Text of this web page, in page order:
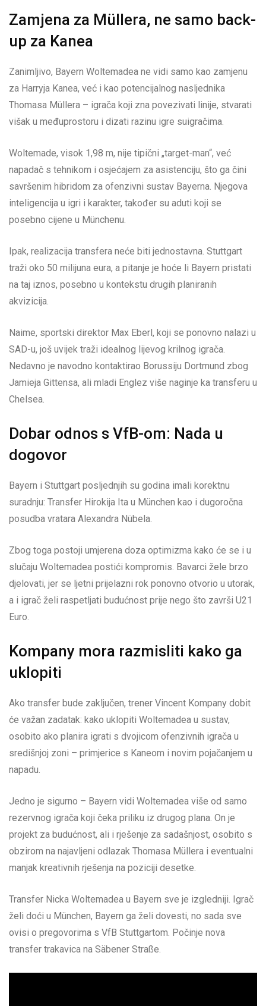
Zamjena za Müllera, ne samo back-
up za Kanea
Zanimljivo, Bayern Woltemadea ne vidi samo kao zamjenu
za Harryja Kanea, već i kao potencijalnog nasljednika
Thomasa Müllera – igrača koji zna povezivati linije, stvarati
višak u međuprostoru i dizati razinu igre suigračima.
Woltemade, visok 1,98 m, nije tipični „target-man“, već
napadač s tehnikom i osjećajem za asistenciju, što ga čini
savršenim hibridom za ofenzivni sustav Bayerna. Njegova
inteligencija u igri i karakter, također su aduti koji se
posebno cijene u Münchenu.
Ipak, realizacija transfera neće biti jednostavna. Stuttgart
traži oko 50 milijuna eura, a pitanje je hoće li Bayern pristati
na taj iznos, posebno u kontekstu drugih planiranih
akvizicija.
Naime, sportski direktor Max Eberl, koji se ponovno nalazi u
SAD-u, još uvijek traži idealnog lijevog krilnog igrača.
Nedavno je navodno kontaktirao Borussiju Dortmund zbog
Jamieja Gittensa, ali mladi Englez više naginje ka transferu u
Chelsea.
Dobar odnos s VfB-om: Nada u
dogovor
Bayern i Stuttgart posljednjih su godina imali korektnu
suradnju: Transfer Hirokija Ita u München kao i dugoročna
posudba vratara Alexandra Nübela.
Zbog toga postoji umjerena doza optimizma kako će se i u
slučaju Woltemadea postići kompromis. Bavarci žele brzo
djelovati, jer se ljetni prijelazni rok ponovno otvorio u utorak,
a i igrač želi raspetljati budućnost prije nego što završi U21
Euro.
Kompany mora razmisliti kako ga
uklopiti
Ako transfer bude zaključen, trener Vincent Kompany dobit
će važan zadatak: kako uklopiti Woltemadea u sustav,
osobito ako planira igrati s dvojicom ofenzivnih igrača u
središnjoj zoni – primjerice s Kaneom i novim pojačanjem u
napadu.
Jedno je sigurno – Bayern vidi Woltemadea više od samo
rezervnog igrača koji čeka priliku iz drugog plana. On je
projekt za budućnost, ali i rješenje za sadašnjost, osobito s
obzirom na najavljeni odlazak Thomasa Müllera i eventualni
manjak kreativnih rješenja na poziciji desetke.
Transfer Nicka Woltemadea u Bayern sve je izgledniji. Igrač
želi doći u München, Bayern ga želi dovesti, no sada sve
ovisi o pregovorima s VfB Stuttgartom. Počinje nova
transfer trakavica na Säbener Straße.